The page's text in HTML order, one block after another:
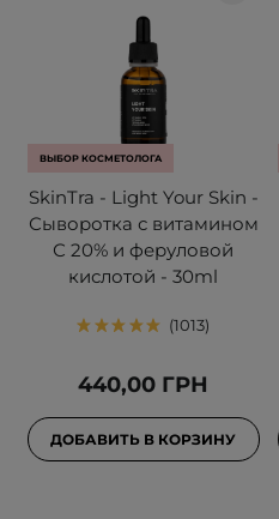
ВЫБОР КОСМЕТОЛОГА
SkinTra - Light Your Skin -
Сыворотка с витамином
С 20% и феруловой
кислотой - 30ml
1013
440,00 ГРН
ДОБАВИТЬ В КОРЗИНУ